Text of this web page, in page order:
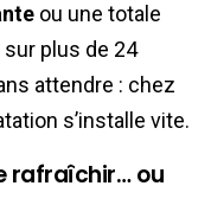
ou une totale
plus de 24
attendre : chez
s’installe vite.
rafraîchir… ou